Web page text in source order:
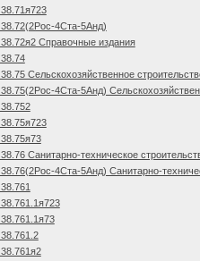
38.71я723
38.72(2Рос-4Ста-5Анд)
38.72я2 Справочные издания
38.74
38.75 Сельскохозяйственное
38.75(2Рос-4Ста-5Анд)
38.752
38.75я723
38.75я73
38.76 Санитарно-техническое
38.76(2Рос-4Ста-5Анд) Санитарно-
38.761
38.761.1я723
38.761.1я73
38.761.2
38.761я2